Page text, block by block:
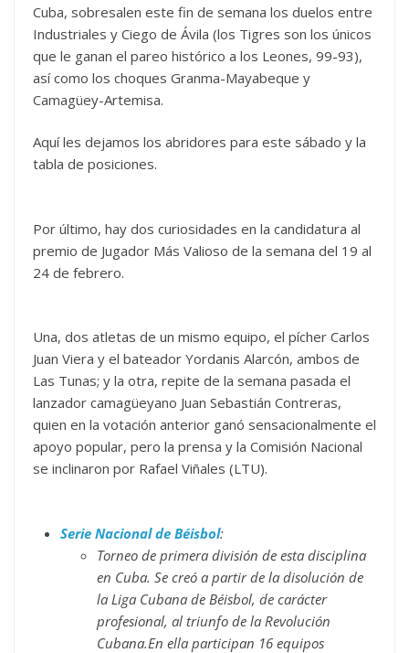
Cuba, sobresalen este fin de semana los duelos entre
Industriales y Ciego de Ávila (los Tigres son los únicos
que le ganan el pareo histórico a los Leones, 99-93),
así como los choques Granma-Mayabeque y
Camagüey-Artemisa.
Aquí les dejamos los abridores para este sábado y la
tabla de posiciones.
Por último, hay dos curiosidades en la candidatura al
premio de Jugador Más Valioso de la semana del 19 al
24 de febrero.
Una, dos atletas de un mismo equipo, el pícher Carlos
Juan Viera y el bateador Yordanis Alarcón, ambos de
Las Tunas; y la otra, repite de la semana pasada el
lanzador camagüeyano Juan Sebastián Contreras,
quien en la votación anterior ganó sensacionalmente el
apoyo popular, pero la prensa y la Comisión Nacional
se inclinaron por Rafael Viñales (LTU).
Serie Nacional de Béisbol:
Torneo de primera división de esta disciplina
en Cuba. Se creó a partir de la disolución de
la Liga Cubana de Béisbol, de carácter
profesional, al triunfo de la Revolución
Cubana.En ella participan 16 equipos